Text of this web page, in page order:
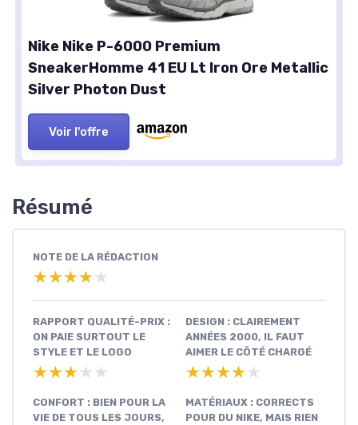
Nike Nike P-6000 Premium
SneakerHomme 41 EU Lt Iron Ore Metallic
Silver Photon Dust
Voir l'offre
Résumé
NOTE DE LA RÉDACTION
★★★★★
★★★★★
RAPPORT QUALITÉ-PRIX :
ON PAIE SURTOUT LE
STYLE ET LE LOGO
★★★★★
★★★★★
DESIGN : CLAIREMENT
ANNÉES 2000, IL FAUT
AIMER LE CÔTÉ CHARGÉ
★★★★★
★★★★★
CONFORT : BIEN POUR LA
VIE DE TOUS LES JOURS,
MATÉRIAUX : CORRECTS
POUR DU NIKE, MAIS RIEN